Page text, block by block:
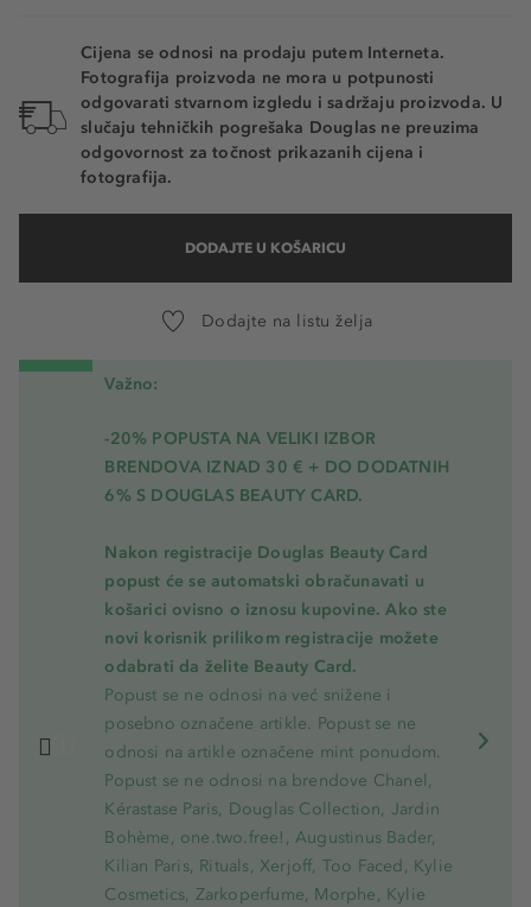
Cijena se odnosi na prodaju putem Interneta.
Fotografija proizvoda ne mora u potpunosti
odgovarati stvarnom izgledu i sadržaju proizvoda. U
slučaju tehničkih pogrešaka Douglas ne preuzima
odgovornost za točnost prikazanih cijena i
fotografija.
DODAJTE U KOŠARICU
Dodajte na listu želja
Važno:
-20% POPUSTA NA VELIKI IZBOR
BRENDOVA IZNAD 30 € + DO DODATNIH
6% S DOUGLAS BEAUTY CARD.
Nakon registracije Douglas Beauty Card
popust će se automatski obračunavati u
košarici ovisno o iznosu kupovine. Ako ste
novi korisnik prilikom registracije možete
odabrati da želite Beauty Card.
Popust se ne odnosi na već snižene i
posebno označene artikle. Popust se ne
odnosi na artikle označene mint ponudom.
Popust se ne odnosi na brendove Chanel,
Kérastase Paris, Douglas Collection, Jardin
Bohème, one.two.free!, Augustinus Bader,
Kilian Paris, Rituals, Xerjoff, Too Faced, Kylie
Cosmetics, Zarkoperfume, Morphe, Kylie